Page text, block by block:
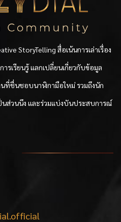
StoryTelling สื่อเน้นการเล่าเรื่อง
ารเรียนรู้ แลกเปลี่ยนเกี่ยวกับข้อมูล
นที่ชื่นชอบนาฬิกามือใหม่ รวมถึงนัก
ส่วนนึง และร่วมแบ่งบันประสบการณ์